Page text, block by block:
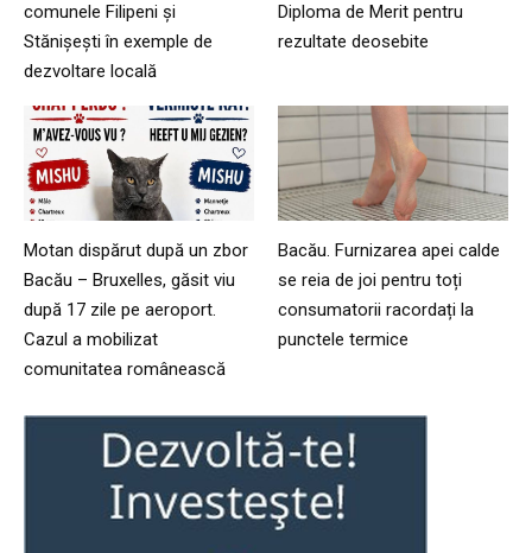
comunele Filipeni și
Stănișești în exemple de
dezvoltare locală
Diploma de Merit pentru
rezultate deosebite
Motan dispărut după un zbor
Bacău – Bruxelles, găsit viu
după 17 zile pe aeroport.
Cazul a mobilizat
comunitatea românească
Bacău. Furnizarea apei calde
se reia de joi pentru toți
consumatorii racordați la
punctele termice